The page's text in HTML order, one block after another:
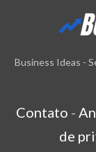
Business Ideas -
Contato -
de